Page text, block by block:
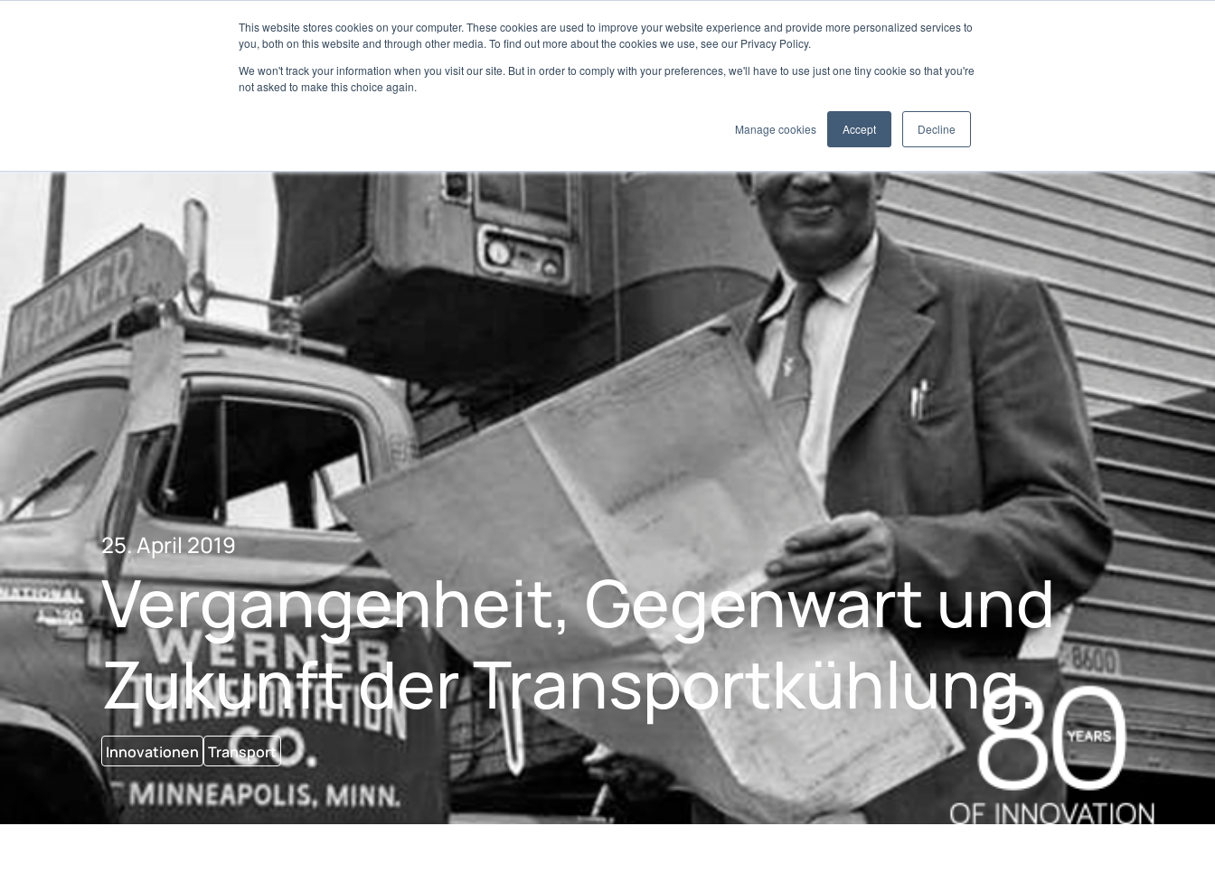
This website stores cookies on your computer. These cookies are used to improve your website experience and provide more personalized services to
you, both on this website and through other media. To find out more about the cookies we use, see our Privacy Policy.
We won't track your information when you visit our site. But in order to comply with your preferences, we'll have to use just one tiny cookie so that you're
not asked to make this choice again.
Manage cookies Accept Decline
Medienzentrum Marine
ProdukteTechnologienServicesAnwendungen
25. April 2019
Vergangenheit, Gegenwart und
Zukunft der Transportkühlung.
Innovationen Transport